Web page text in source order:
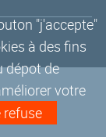
"j'accepte"
à des fins
dépot de
votre
refuse